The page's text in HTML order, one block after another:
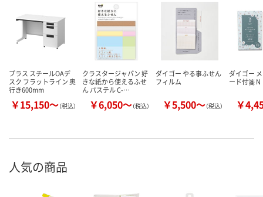
プラス スチールOAデ
スク フラットライン 奥
行き600mm
￥15,150～（税込）
クラスタージャパン 好
きな紙から使えるふせ
ん パステル C-…
￥6,050～（税込）
ダイゴー やる事ふせん
フィルム
￥5,500～（税込）
ダイゴー
ード付箋 N
￥
人気の商品